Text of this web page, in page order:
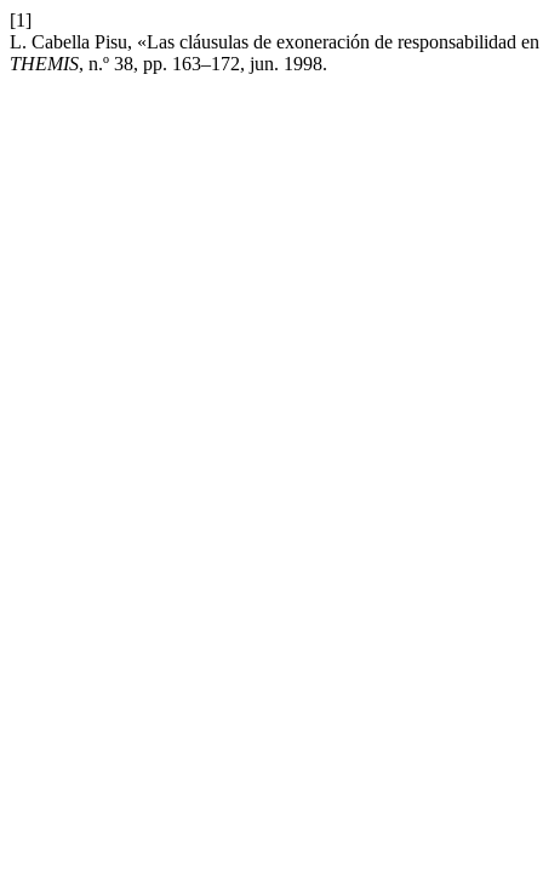
[1]
L. Cabella Pisu, «Las cláusulas de exoneración de responsabilidad
THEMIS, n.º 38, pp. 163–172, jun. 1998.